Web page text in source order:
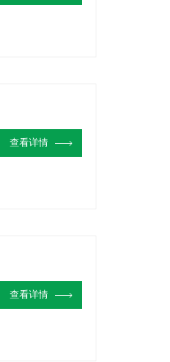
查看详情
查看详情